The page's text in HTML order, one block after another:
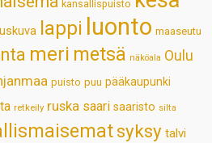
kansallispuisto
lappi luonto maaseutu
meri metsä näköala Oulu
puisto puu pääkaupunki
retkeily ruska saari saaristo silta
syksy talvi